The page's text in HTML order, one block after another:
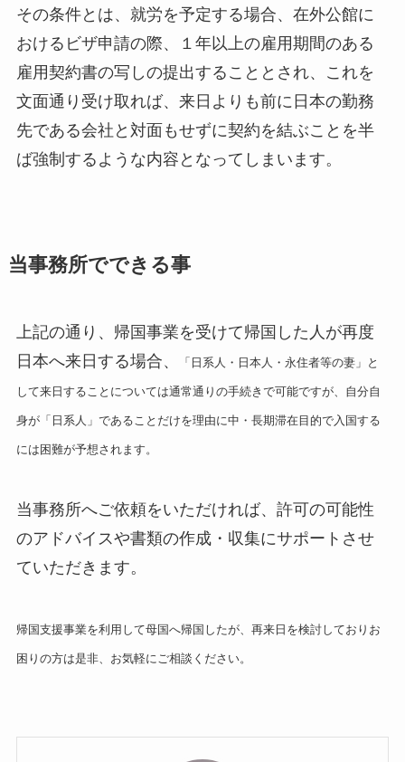
その条件とは、就労を予定する場合、在外公館に
おけるビザ申請の際、１年以上の雇用期間のある
雇用契約書の写しの提出することとされ、これを
文面通り受け取れば、来日よりも前に日本の勤務
先である会社と対面もせずに契約を結ぶことを半
ば強制するような内容となってしまいます。
当事務所でできる事
上記の通り、帰国事業を受けて帰国した人が再度
日本へ来日する場合、
「日系人・日本人・永住者等の妻」と
して来日することについては通常通りの手続きで可能ですが、自分自
身が「日系人」であることだけを理由に中・長期滞在目的で入国する
には困難が予想されます。
当事務所へご依頼をいただければ、許可の可能性
のアドバイスや書類の作成・収集にサポートさせ
ていただきます。
帰国支援事業を利用して母国へ帰国したが、再来日を検討しておりお
困りの方は是非、お気軽にご相談ください。